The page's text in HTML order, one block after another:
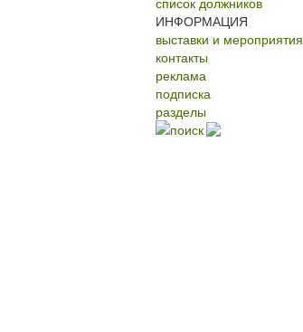
ИНФОРМАЦИЯ
выставки и мероприятия
контакты
реклама
подписка
разделы
поиск